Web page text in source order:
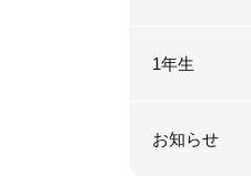
1年生
お知らせ